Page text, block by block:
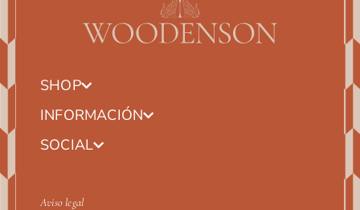
SHOP
INFORMACIÓN
SOCIAL
Aviso legal